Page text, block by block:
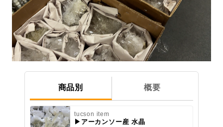
商品別 概要
tucson item
▶アーカンソー産 水晶